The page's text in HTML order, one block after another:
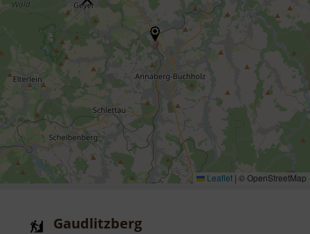
Leaflet | © OpenStreetMap
Gaudlitzberg